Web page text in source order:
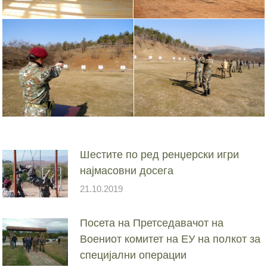
Шестите по ред ренџерски игри
најмасовни досега
21.10.2019
Посета на Претседавачот на
Воениот комитет на ЕУ на полкот за
специјални операции